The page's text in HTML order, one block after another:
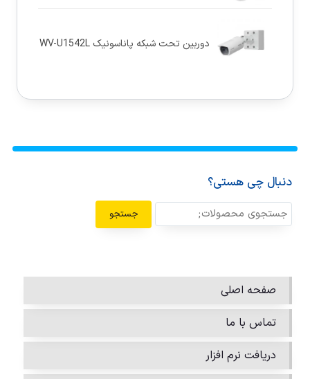
دوربین تحت شبکه پاناسونيک WV-U1542L
دنبال چی هستی؟
جستجو
صفحه اصلی
تماس با ما
دریافت نرم افزار